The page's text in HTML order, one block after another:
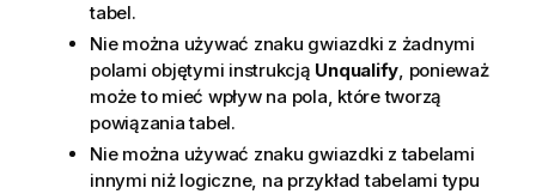
tabel.
Nie można używać znaku gwiazdki z żadnymi
polami objętymi instrukcją Unqualify, ponieważ
może to mieć wpływ na pola, które tworzą
powiązania tabel.
Nie można używać znaku gwiazdki z tabelami
innymi niż logiczne, na przykład tabelami typu